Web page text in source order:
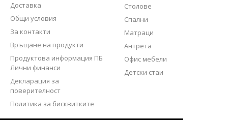
Доставка
Общи условия
За контакти
Връщане на продукти
Продуктова информация ПБ
Лични финанси
Декларация за
поверителност
Политика за бисквитките
Столове
Спални
Матраци
Антрета
Офис мебели
Детски стаи